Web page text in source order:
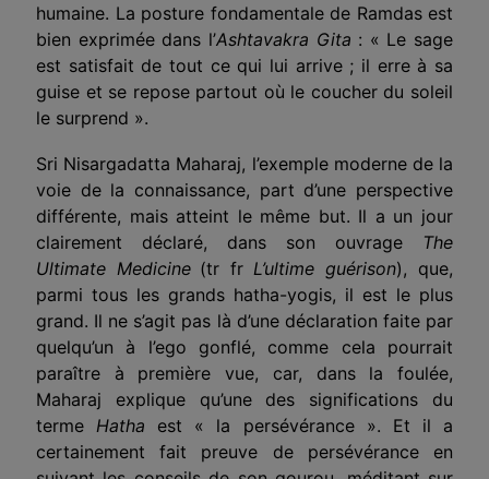
humaine. La posture fondamentale de Ramdas est
bien exprimée dans l’Ashtavakra Gita : « Le sage
est satisfait de tout ce qui lui arrive ; il erre à sa
guise et se repose partout où le coucher du soleil
le surprend ».
Sri Nisargadatta Maharaj, l’exemple moderne de la
voie de la connaissance, part d’une perspective
différente, mais atteint le même but. Il a un jour
clairement déclaré, dans son ouvrage The
Ultimate Medicine (tr fr L’ultime guérison), que,
parmi tous les grands hatha-yogis, il est le plus
grand. Il ne s’agit pas là d’une déclaration faite par
quelqu’un à l’ego gonflé, comme cela pourrait
paraître à première vue, car, dans la foulée,
Maharaj explique qu’une des significations du
terme Hatha est « la persévérance ». Et il a
certainement fait preuve de persévérance en